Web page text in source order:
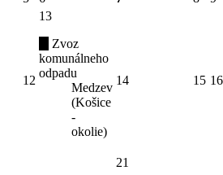
12
13
Zvoz
komunálneho
odpadu
Medzev
(Košice
-
okolie)
14 15 16
21